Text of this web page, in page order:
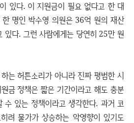
있다. 이 지원금이 필요 없다고 한 대
명인 박수영 의원은 36억 원의 재산
있다. 그런 사람에게는 당연히 25만 원
는 허튼소리가 아니라 진짜 평범한 시
금 정책은 짧은 기간이라고 해도 충분
수 있는 정책이라고 생각한다. 과거 코
려 물가가 상승하는 악영향이 있기도